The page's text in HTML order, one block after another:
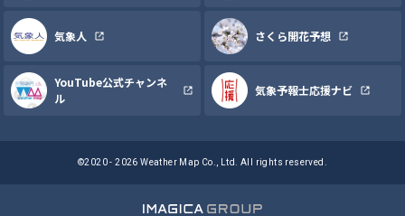
気象人 さくら開花予想
YouTube公式チャンネ
ル
気象予報士応援ナビ
©2020 - 2026 Weather Map Co., Ltd. All rights reserved.